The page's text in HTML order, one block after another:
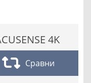
4K
Сравни